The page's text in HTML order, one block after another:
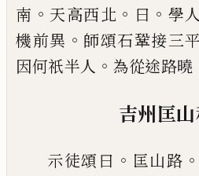
南 。 天高西北 。 曰 。 學
機前異 。 師頌石鞏接三
因何祇半人 。 為從途路曉
吉州匡
示徒頌曰 。 匡山路 。